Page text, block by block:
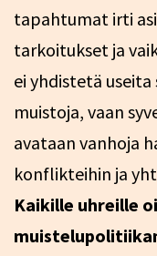
tapahtumat irti
tarkoitukset ja
ei yhdistetä
muistoja, vaan
avataan vanhoja
konflikteihin ja
Kaikille uhreille